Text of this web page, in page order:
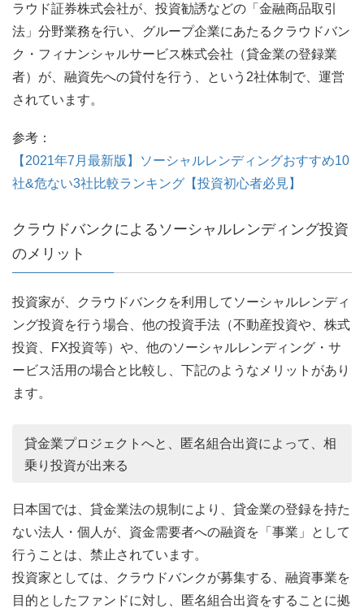
ラウド証券株式会社が、投資勧誘などの「金融商品取引
法」分野業務を行い、グループ企業にあたるクラウドバン
ク・フィナンシャルサービス株式会社（貸金業の登録業
者）が、融資先への貸付を行う、という2社体制で、運営
されています。
参考：
【2021年7月最新版】ソーシャルレンディングおすすめ10
社&危ない3社比較ランキング【投資初心者必見】
クラウドバンクによるソーシャルレンディング投資
のメリット
投資家が、クラウドバンクを利用してソーシャルレンディ
ング投資を行う場合、他の投資手法（不動産投資や、株式
投資、FX投資等）や、他のソーシャルレンディング・サ
ービス活用の場合と比較し、下記のようなメリットがあり
ます。
貸金業プロジェクトへと、匿名組合出資によって、相
乗り投資が出来る
日本国では、貸金業法の規制により、貸金業の登録を持た
ない法人・個人が、資金需要者への融資を「事業」として
行うことは、禁止されています。
投資家としては、クラウドバンクが募集する、融資事業を
目的としたファンドに対し、匿名組合出資をすることに拠